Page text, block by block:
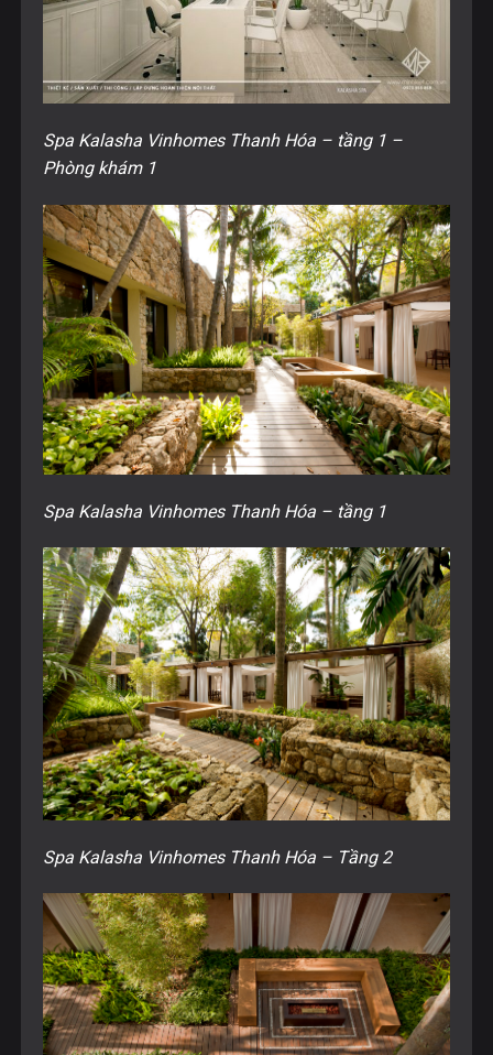
Spa Kalasha Vinhomes Thanh Hóa – tầng 1 –
Phòng khám 1
Spa Kalasha Vinhomes Thanh Hóa – tầng 1
Spa Kalasha Vinhomes Thanh Hóa – Tầng 2